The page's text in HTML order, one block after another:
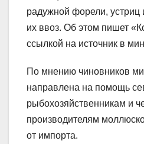
радужной форели,
их ввоз. Об этом пишет
ссылкой на источник в
По мнению чиновников
направлена на помощь
рыбохозяйственникам и
производителям
от импорта.